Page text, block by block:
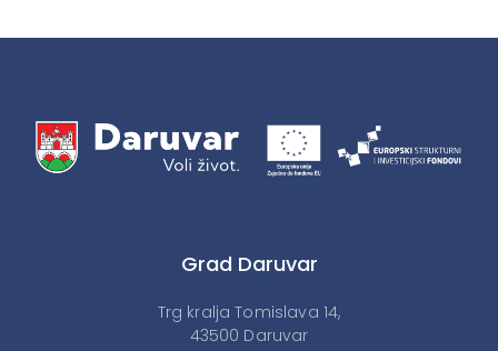
Grad Daruvar
Trg kralja Tomislava 14,
43500 Daruvar